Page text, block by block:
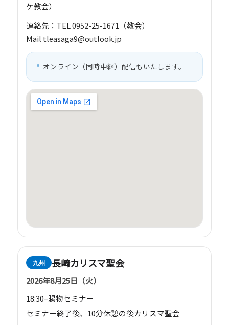
ケ教会）
連絡先：TEL 0952-25-1671（教会）
Mail tleasaga9@outlook.jp
オンライン（同時中継）配信もいたします。
九州 長崎カリスマ聖会
2026年8月25日（火）
18:30–賜物セミナー
セミナー終了後、10分休憩の後カリスマ聖会